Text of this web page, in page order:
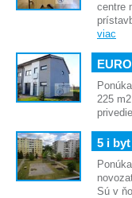
centre
viac
225
5 i
Sú v